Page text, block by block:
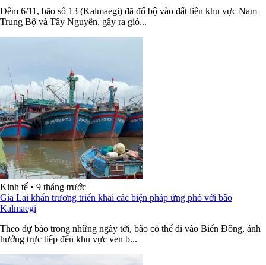
Đêm 6/11, bão số 13 (Kalmaegi) đã đổ bộ vào đất liền khu vực Nam
Trung Bộ và Tây Nguyên, gây ra gió...
Kinh tế • 9 tháng trước
Gia Lai khẩn trương triển khai các biện pháp ứng phó với bão
Kalmaegi
Theo dự báo trong những ngày tới, bão có thể đi vào Biển Đông, ảnh
hưởng trực tiếp đến khu vực ven b...